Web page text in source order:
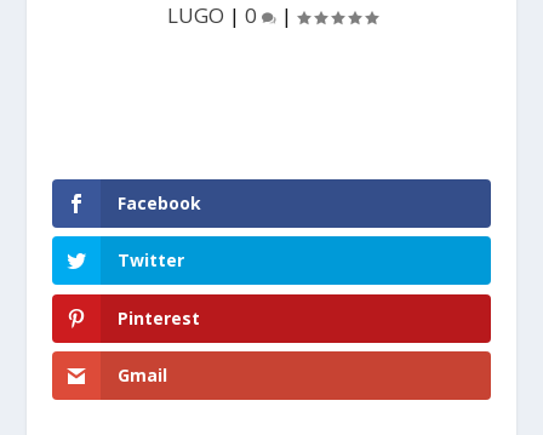
LUGO | 0 |
Facebook
Twitter
Pinterest
Gmail